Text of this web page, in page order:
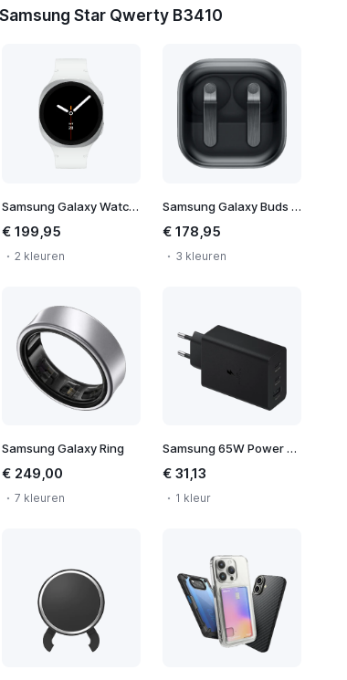
Star Qwerty B3410
Samsung Galaxy Watch 8 40mm
€ 199,95
2 kleuren
Samsung Galaxy Buds 4 Pro
€ 178,95
3 kleuren
Samsung Galaxy Ring
€ 249,00
7 kleuren
Samsung 65W Power Adapter Trio
€ 31,13
1 kleur